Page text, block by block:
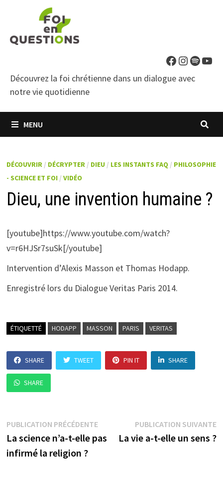
contenu
Facebook
Découvrez la foi chrétienne dans un dialogue avec
notre vie quotidienne
MENU
DÉCOUVRIR / DÉCRYPTER / DIEU / LES INSTANTS FAQ / PHILOSOPHIE
- SCIENCE ET FOI /VIDÉO
Dieu, une invention humaine ?
[youtube]https://www.youtube.com/watch?
v=r6HJSr7suSk[/youtube]
Intervention d’Alexis Masson et Thomas Hodapp.
Enregistré lors du Dialogue Veritas Paris 2014.
ÉTIQUETTÉ HODAPP MASSON PARIS VERITAS
SHARE TWEET PIN IT SHARE
SHARE
Navigation
de
PUBLICATION PRÉCÉDENTEPublication
précédente :
La science n’a-t-elle pas
infirmé la religion ?
PUBLICATION SUIVANTE
La vie a-t-elle un sens ?